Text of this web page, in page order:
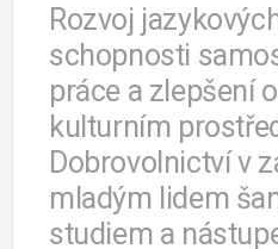
Rozvoj
schopnosti
práce a zlepšení
kulturním
Dobrovolnictví v
mladým lidem
studiem a